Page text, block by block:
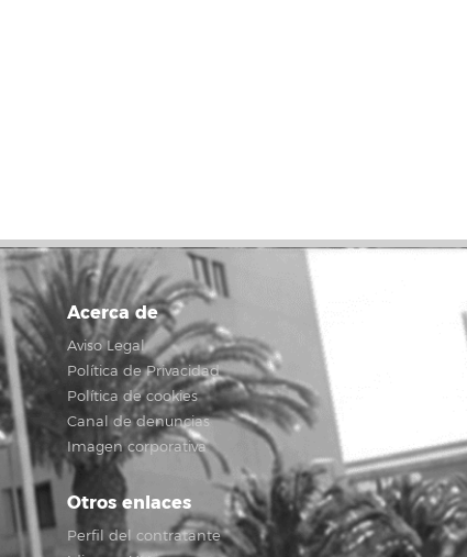
Acerca de
Aviso Legal
Política de Privacidad
Política de cookies
Canal de denuncias
Imagen corporativa
Otros enlaces
Perfil del contratante